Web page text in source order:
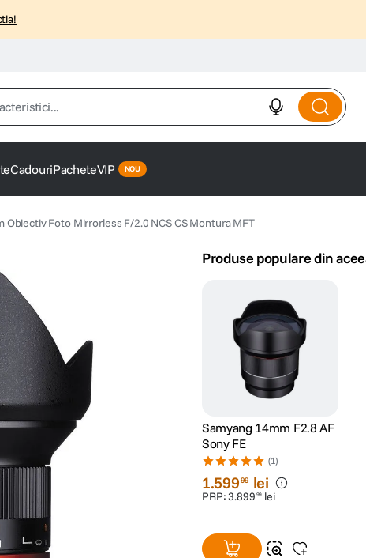
CadouriPacheteVIP
Obiectiv Foto Mirrorless F/2.0 NCS CS Montura MFT
Produse populare din
Samyang 14mm F2.8 AF
Sony FE
(1)
1.59999 lei
PRP:3.899 99 lei